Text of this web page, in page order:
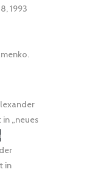
1993
„neues
in